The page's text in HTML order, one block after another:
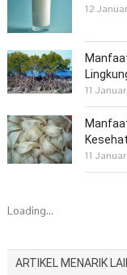
12
11
11
Loading...
ARTIKEL MENARIK